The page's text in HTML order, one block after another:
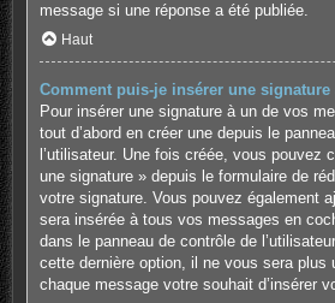
message si une réponse a été publiée.
Haut
Comment puis-je insérer une signature
Pour insérer une signature à un de vos
tout d’abord en créer une depuis le
l’utilisateur. Une fois créée, vous pouvez
une signature » depuis le formulaire de
votre signature. Vous pouvez également
sera insérée à tous vos messages en
dans le panneau de contrôle de
cette dernière option, il ne vous sera plus
chaque message votre souhait d’insérer